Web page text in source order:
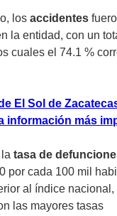
los accidentes
la entidad, con un
cuales el 74.1 %
El Sol de
información más
tasa de
por cada 100 mil
al índice
las mayores tasas